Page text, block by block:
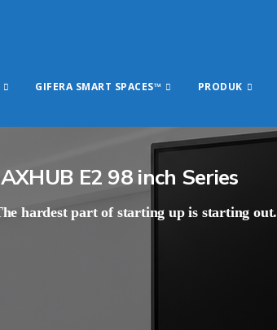
GIFERA SMART SPACES™ PRODUK
E2 98 inch Series
hardest part of starting up is starting out.